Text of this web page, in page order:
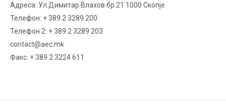
Адреса: Ул.Димитар Влахов бр.21 1000 Скопје
Телефон: + 389 2 3289 200
Телефон 2: + 389 2 3289 203
contact@aec.mk
Факс: + 389 2 3224 611